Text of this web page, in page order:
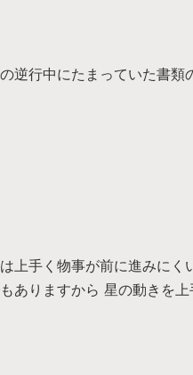
逆行中にたまっていた書
上手く物事が前に進みに
ありますから 星の動きを上